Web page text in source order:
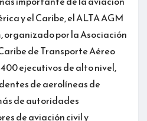
y el Caribe, el ALTA AGM
organizado por la Asociación
de Transporte Aéreo
ejecutivos de alto nivel,
de aerolíneas de
de autoridades
de aviación civil y